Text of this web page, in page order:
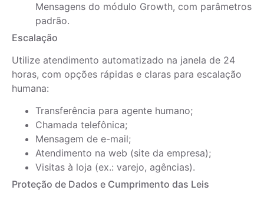
Mensagens do módulo Growth, com parâmetros
padrão.
Escalação
Utilize atendimento automatizado na janela de 24
horas, com opções rápidas e claras para escalação
humana:
Transferência para agente humano;
Chamada telefônica;
Mensagem de e-mail;
Atendimento na web (site da empresa);
Visitas à loja (ex.: varejo, agências).
Proteção de Dados e Cumprimento das Leis